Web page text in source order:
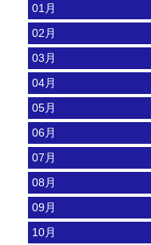
01月
02月
03月
04月
05月
06月
07月
08月
09月
10月